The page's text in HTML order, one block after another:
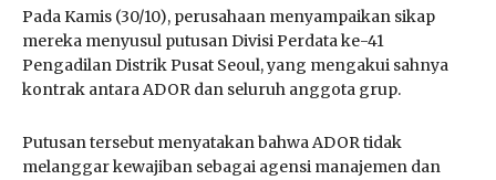
Pada Kamis (30/10), perusahaan menyampaikan sikap
mereka menyusul putusan Divisi Perdata ke-41
Pengadilan Distrik Pusat Seoul, yang mengakui sahnya
kontrak antara ADOR dan seluruh anggota grup.
Putusan tersebut menyatakan bahwa ADOR tidak
melanggar kewajiban sebagai agensi manajemen dan